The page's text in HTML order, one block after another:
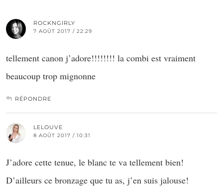
ROCKNGIRLY
7 AOÛT 2017 / 22:29
tellement canon j’adore!!!!!!!! la combi est vraiment
beaucoup trop mignonne
RÉPONDRE
LELOUVE
8 AOÛT 2017 / 10:31
J’adore cette tenue, le blanc te va tellement bien!
D’ailleurs ce bronzage que tu as, j’en suis jalouse!